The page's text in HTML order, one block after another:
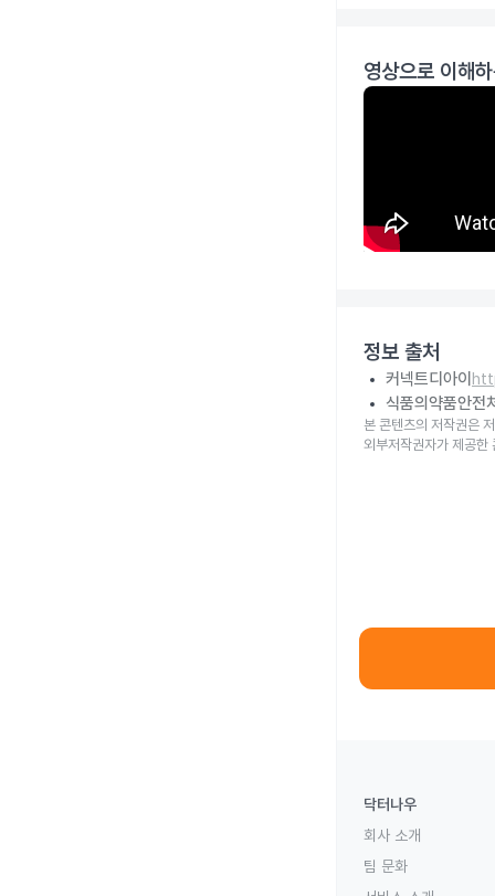
영상으로 이해
정보 출처
커넥트디아이
식품의약품안전
본 콘텐츠의 저작권은
외부저작권자가 제공한
닥터나우
회사 소개
팀 문화